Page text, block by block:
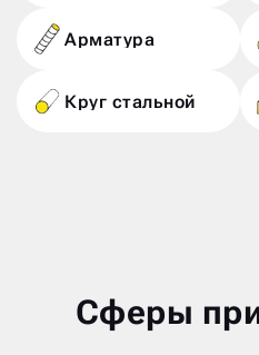
Арматура
Круг стальной
Сферы